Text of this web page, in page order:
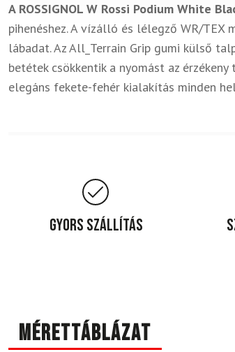
A ROSSIGNOL W Rossi Podium White
pihenéshez. A vízálló és lélegző WR/TEX
lábadat. Az All_Terrain Grip gumi külső
betétek csökkentik a nyomást az
elegáns fekete-fehér kialakítás minden
Gyors szállítás
Mérettáblázat